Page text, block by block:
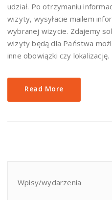
udział. Po otrzymaniu
wizyty, wysyłacie mailem
wybranej wizycie. Zdajemy
wizyty będą dla Państwa
inne obowiązki czy lokalizację.
Read More
Wpisy/wydarzenia